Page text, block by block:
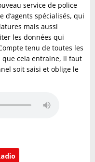
service de police
d’agents spécialisés, qui
mais aussi
les données qui
tenu de toutes les
cela entraine, il faut
soit saisi et oblige le